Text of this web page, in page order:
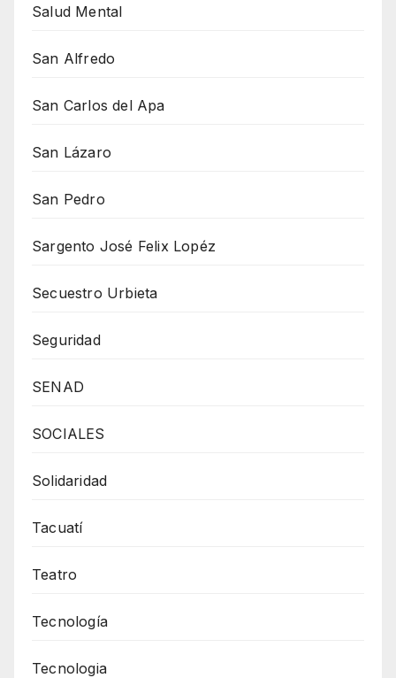
Salud Mental
San Alfredo
San Carlos del Apa
San Lázaro
San Pedro
Sargento José Felix Lopéz
Secuestro Urbieta
Seguridad
SENAD
SOCIALES
Solidaridad
Tacuatí
Teatro
Tecnología
Tecnologia